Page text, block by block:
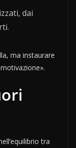
dai
ma instaurare
tra